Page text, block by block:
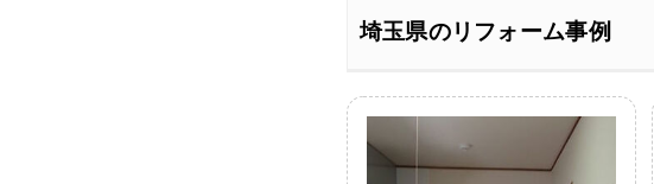
埼玉県のリフォーム事例